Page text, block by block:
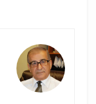
بالطبع كل هذه
العنجهية
الحزب الالهي